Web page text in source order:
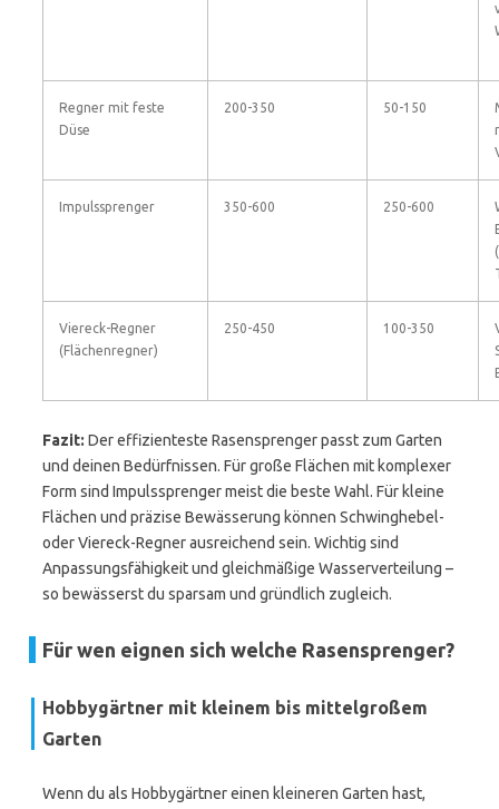
Regner mit feste
Düse
200-350 50-150
Impulssprenger 350-600 250-600
Viereck-Regner
(Flächenregner)
250-450 100-350
Fazit: Der effizienteste Rasensprenger passt zum Garten
und deinen Bedürfnissen. Für große Flächen mit komplexer
Form sind Impulssprenger meist die beste Wahl. Für kleine
Flächen und präzise Bewässerung können Schwinghebel-
oder Viereck-Regner ausreichend sein. Wichtig sind
Anpassungsfähigkeit und gleichmäßige Wasserverteilung –
so bewässerst du sparsam und gründlich zugleich.
Für wen eignen sich welche Rasensprenger?
Hobbygärtner mit kleinem bis mittelgroßem
Garten
Wenn du als Hobbygärtner einen kleineren Garten hast,